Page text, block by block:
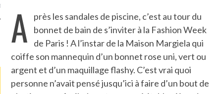
LA PHOTO
A
près les sandales de piscine, c’est au tour du
bonnet de bain de s’inviter à la Fashion Week
de Paris ! A l’instar de la Maison Margiela qui
coiffe son mannequin d’un bonnet rose uni, vert ou
argent et d’un maquillage flashy. C’est vrai quoi
personne n’avait pensé jusqu’ici à faire d’un bout de